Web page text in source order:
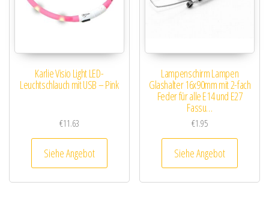
Karlie Visio Light LED-
Leuchtschlauch mit USB – Pink
€11.63
Siehe Angebot
Lampenschirm Lampen
Glashalter 16x90mm mit 2-fach
Feder für alle E14 und E27
Fassu…
€1.95
Siehe Angebot